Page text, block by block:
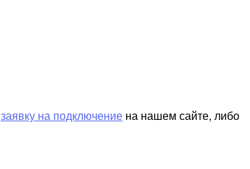
заявку на подключение на нашем сайте, либо